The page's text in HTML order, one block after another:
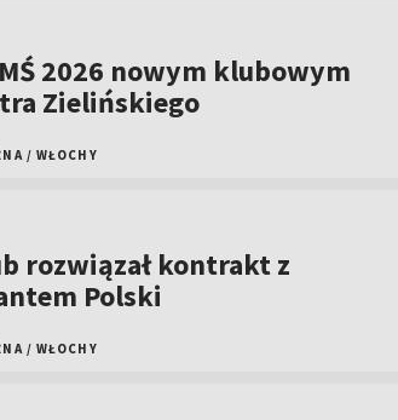
2026 nowym klubowym
Zielińskiego
/ WŁOCHY
rozwiązał kontrakt z
Polski
/ WŁOCHY